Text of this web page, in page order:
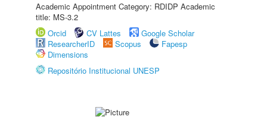
Academic Appointment Category: RDIDP Academic
title: MS-3.2
Orcid
CV Lattes
Google Scholar
ResearcherID
Scopus
Fapesp
Dimensions
Repositório Institucional UNESP